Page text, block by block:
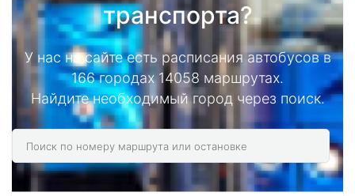
транспорта?
У нас на сайте есть расписания автобусов в
166 городах 14058 маршрутах.
Найдите необходимый город через поиск.